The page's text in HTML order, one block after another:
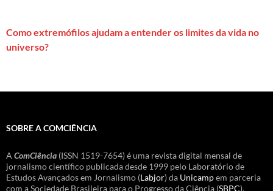
Como extremófilos ajudam a entender os limites da vida no
universo?
SOBRE A COMCIÊNCIA
A ComCiência (ISSN 1519-7654) é uma revista digital mensal de
jornalismo científico publicada desde 1999 pelo Laboratório de
Estudos Avançados em Jornalismo (Labjor) da Unicampem parceria
com a Sociedade Brasileira para o Progresso da Ciência (SBPC).